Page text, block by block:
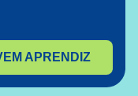
APRENDIZ